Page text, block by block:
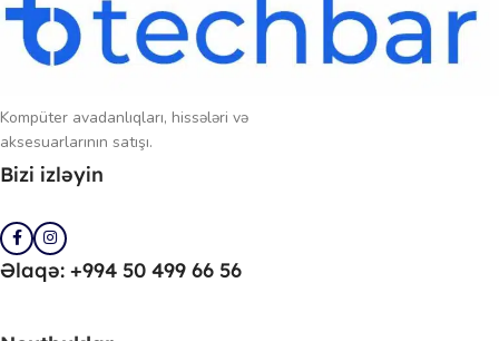
Kompüter avadanlıqları, hissələri və
aksesuarlarının satışı.
Bizi izləyin
Əlaqə: +994 50 499 66 56